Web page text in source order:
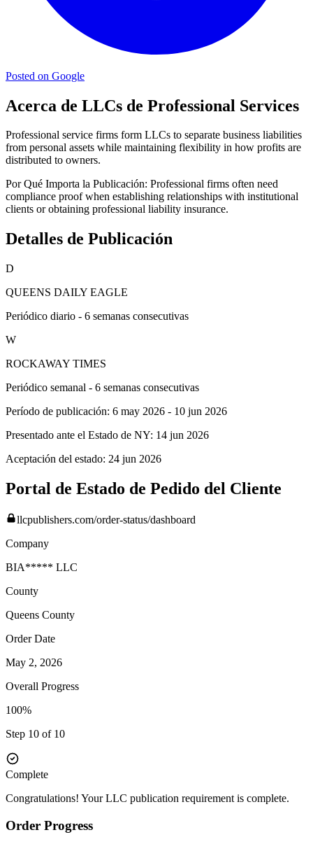
Posted on Google
Acerca de LLCs de Professional Services
Professional service firms form LLCs to separate business liabilities
from personal assets while maintaining flexibility in how profits are
distributed to owners.
Por Qué Importa la Publicación: Professional firms often need
compliance proof when establishing relationships with institutional
clients or obtaining professional liability insurance.
Detalles de Publicación
D
QUEENS DAILY EAGLE
Periódico diario - 6 semanas consecutivas
W
ROCKAWAY TIMES
Periódico semanal - 6 semanas consecutivas
Período de publicación: 6 may 2026 - 10 jun 2026
Presentado ante el Estado de NY: 14 jun 2026
Aceptación del estado: 24 jun 2026
Portal de Estado de Pedido del Cliente
llcpublishers.com/order-status/dashboard
Company
BIA***** LLC
County
Queens County
Order Date
May 2, 2026
Overall Progress
100%
Step 10 of 10
Complete
Congratulations! Your LLC publication requirement is complete.
Order Progress